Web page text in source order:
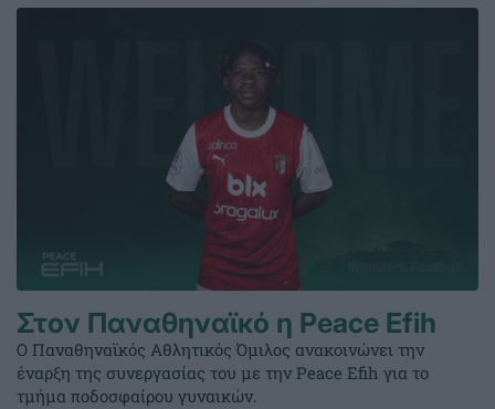
Στον Παναθηναϊκό η Peace Efih
Ο Παναθηναϊκός Αθλητικός Όμιλος ανακοινώνει την
έναρξη της συνεργασίας του με την Peace Efih για το
τμήμα ποδοσφαίρου γυναικών.